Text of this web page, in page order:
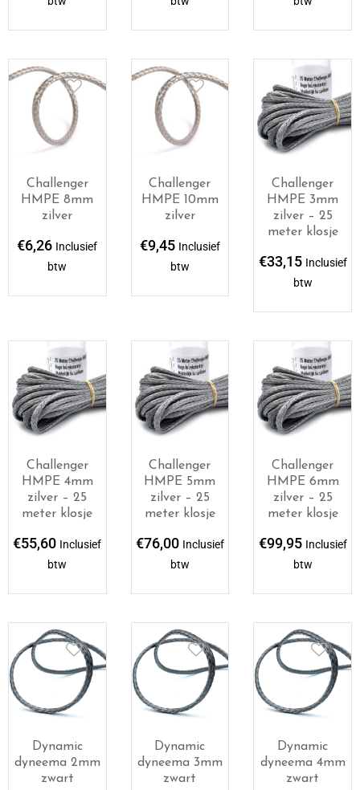
Challenger
HMPE 8mm
zilver
€6,26 Inclusief
btw
Challenger
HMPE 10mm
zilver
€9,45 Inclusief
btw
Challenger
HMPE 3mm
zilver – 25
meter klosje
€33,15 Inclusief
btw
Challenger
HMPE 4mm
zilver – 25
meter klosje
€55,60 Inclusief
btw
Challenger
HMPE 5mm
zilver – 25
meter klosje
€76,00 Inclusief
btw
Challenger
HMPE 6mm
zilver – 25
meter klosje
€99,95 Inclusief
btw
Dynamic
dyneema 2mm
zwart
Dynamic
dyneema 3mm
zwart
Dynamic
dyneema 4mm
zwart